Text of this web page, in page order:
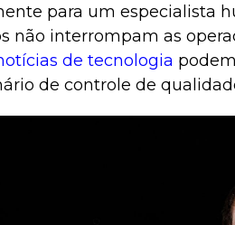
para um especialista
não interrompam as
de tecnologia
de controle de